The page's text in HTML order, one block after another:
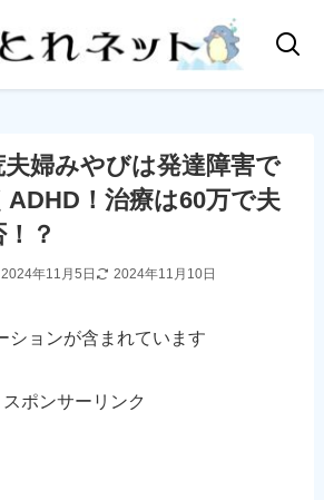
婦みやびは発達障害で
ADHD！治療は60万で夫
？
2024年11月5日 2024年11月10日
ションが含まれています
スポンサーリンク